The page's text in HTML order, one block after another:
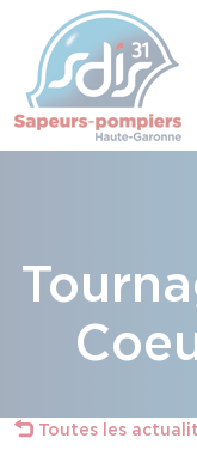
Toutes les
Panneau de gestion